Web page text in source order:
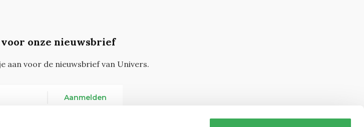
onze nieuwsbrief
aan voor de nieuwsbrief van Univers.
Aanmelden